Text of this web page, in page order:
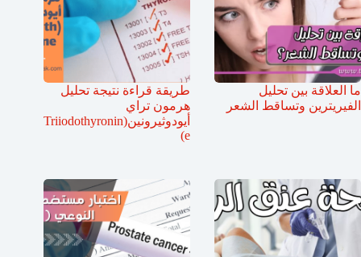
ما العلاقة بين تحليل
الفيريترين وتساقط الشعر
طريقة قراءة نتيجة تحليل
هرمون تراي
أيودوثيرونين(Triiodothyronin
e)